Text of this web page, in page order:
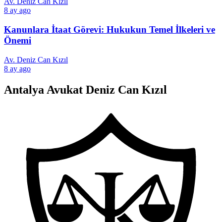
8 ay ago
Kanunlara İtaat Görevi: Hukukun Temel İlkeleri ve
Önemi
Av. Deniz Can Kızıl
8 ay ago
Antalya Avukat Deniz Can Kızıl